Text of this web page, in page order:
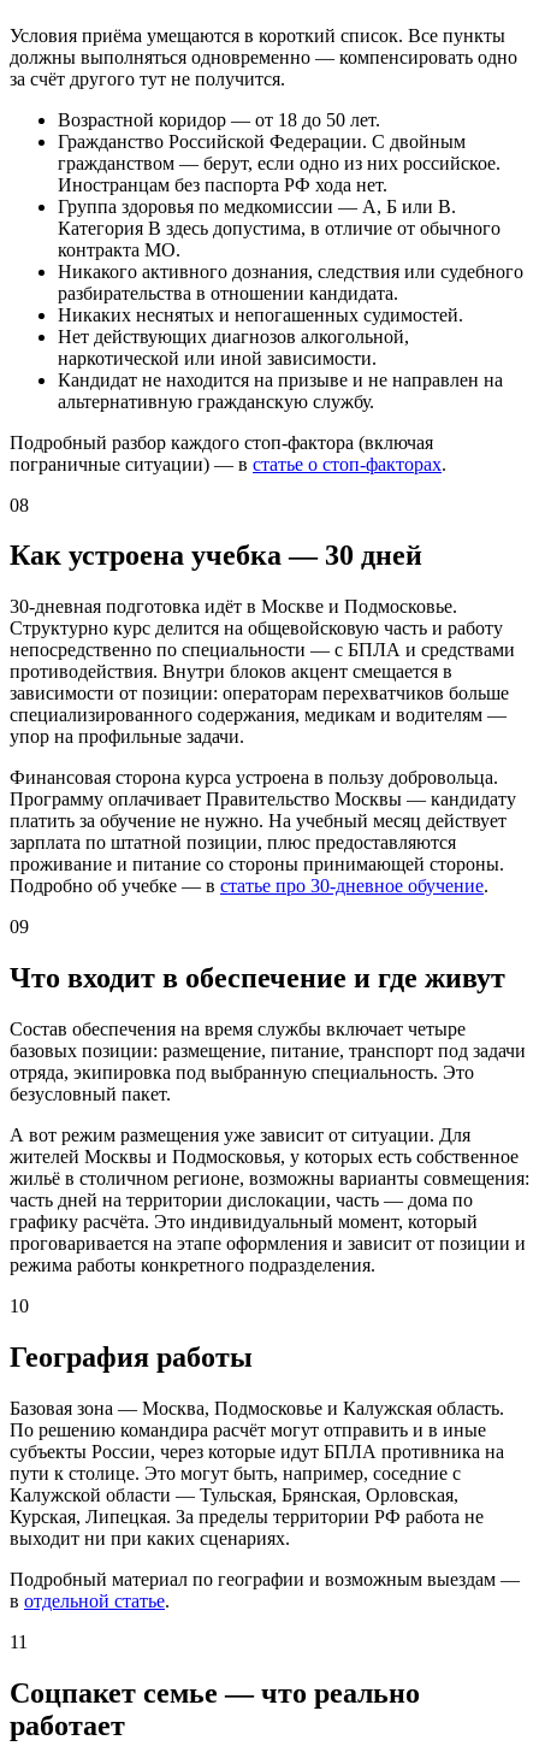
Условия приёма умещаются в короткий список. Все пункты
должны выполняться одновременно — компенсировать одно
за счёт другого тут не получится.
Возрастной коридор — от 18 до 50 лет.
Гражданство Российской Федерации. С двойным
гражданством — берут, если одно из них российское.
Иностранцам без паспорта РФ хода нет.
Группа здоровья по медкомиссии — А, Б или В.
Категория В здесь допустима, в отличие от обычного
контракта МО.
Никакого активного дознания, следствия или судебного
разбирательства в отношении кандидата.
Никаких неснятых и непогашенных судимостей.
Нет действующих диагнозов алкогольной,
наркотической или иной зависимости.
Кандидат не находится на призыве и не направлен на
альтернативную гражданскую службу.
Подробный разбор каждого стоп-фактора (включая
пограничные ситуации) — в статье о стоп-факторах.
08
Как устроена учебка — 30 дней
30-дневная подготовка идёт в Москве и Подмосковье.
Структурно курс делится на общевойсковую часть и работу
непосредственно по специальности — с БПЛА и средствами
противодействия. Внутри блоков акцент смещается в
зависимости от позиции: операторам перехватчиков больше
специализированного содержания, медикам и водителям —
упор на профильные задачи.
Финансовая сторона курса устроена в пользу добровольца.
Программу оплачивает Правительство Москвы — кандидату
платить за обучение не нужно. На учебный месяц действует
зарплата по штатной позиции, плюс предоставляются
проживание и питание со стороны принимающей стороны.
Подробно об учебке — в статье про 30-дневное обучение.
09
Что входит в обеспечение и где живут
Состав обеспечения на время службы включает четыре
базовых позиции: размещение, питание, транспорт под задачи
отряда, экипировка под выбранную специальность. Это
безусловный пакет.
А вот режим размещения уже зависит от ситуации. Для
жителей Москвы и Подмосковья, у которых есть собственное
жильё в столичном регионе, возможны варианты совмещения:
часть дней на территории дислокации, часть — дома по
графику расчёта. Это индивидуальный момент, который
проговаривается на этапе оформления и зависит от позиции и
режима работы конкретного подразделения.
10
География работы
Базовая зона — Москва, Подмосковье и Калужская область.
По решению командира расчёт могут отправить и в иные
субъекты России, через которые идут БПЛА противника на
пути к столице. Это могут быть, например, соседние с
Калужской области — Тульская, Брянская, Орловская,
Курская, Липецкая. За пределы территории РФ работа не
выходит ни при каких сценариях.
Подробный материал по географии и возможным выездам —
в отдельной статье.
11
Соцпакет семье — что реально
работает